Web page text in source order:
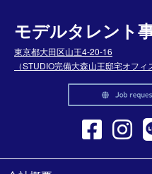
モデルタレント
東京都大田区山王4-20-16
（STUDIO完備大森山王邸宅オフィ